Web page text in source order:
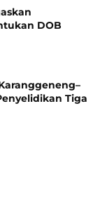
DOB
Tiga